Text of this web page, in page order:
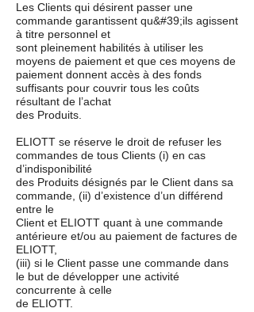
Les Clients qui désirent passer une
commande garantissent qu&#39;ils agissent
à titre personnel et
sont pleinement habilités à utiliser les
moyens de paiement et que ces moyens de
paiement donnent accès à des fonds
suffisants pour couvrir tous les coûts
résultant de l’achat
des Produits.
ELIOTT se réserve le droit de refuser les
commandes de tous Clients (i) en cas
d’indisponibilité
des Produits désignés par le Client dans sa
commande, (ii) d’existence d’un différend
entre le
Client et ELIOTT quant à une commande
antérieure et/ou au paiement de factures de
ELIOTT,
(iii) si le Client passe une commande dans
le but de développer une activité
concurrente à celle
de ELIOTT.